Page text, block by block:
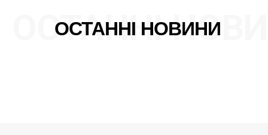
ОСТАННІ НОВИНИ
ОСТАННІ